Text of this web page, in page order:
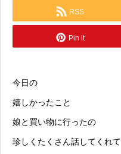
RSS
Pin it
今日の
嬉しかったこと
娘と買い物に行ったの
珍しくたくさん話してくれて